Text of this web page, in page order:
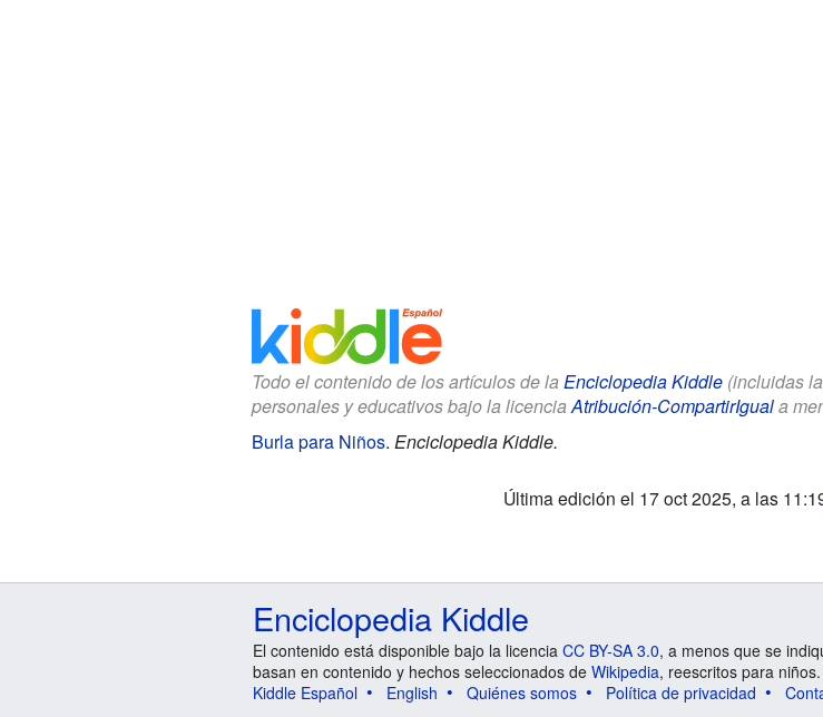
Todo el contenido de los artículos de la Enciclopedia Kiddle(incluidas
personales y educativos bajo la licenciaAtribución-CompartirIguala
Burla para Niños. Enciclopedia Kiddle.
Última edición el 17 oct 2025, a las
Enciclopedia Kiddle
El contenido está disponible bajo la licencia CC BY-SA 3.0, a menos que se
basan en contenido y hechos seleccionados de Wikipedia, reescritos para
Kiddle Español
English Quiénes somos Política de privacidad